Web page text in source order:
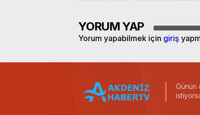
YORUM YAP
Yorum yapabilmek için giriş
Günün